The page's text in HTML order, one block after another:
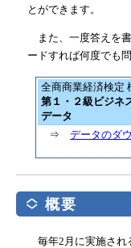
とができます。
また、一度答えを
ードすれば何度でも
全商商業経済検定
第１・２級ビジネ
データ
⇒ データのダ
概要
毎年2月に実施され